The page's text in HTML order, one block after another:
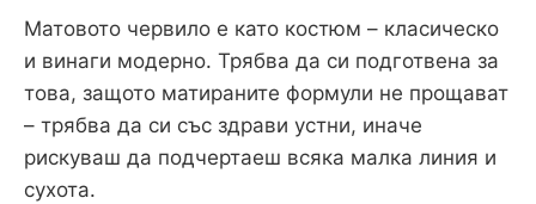
Матовото червило е като костюм – класическо
и винаги модерно. Трябва да си подготвена за
това, защото матираните формули не прощават
– трябва да си със здрави устни, иначе
рискуваш да подчертаеш всяка малка линия и
сухота.